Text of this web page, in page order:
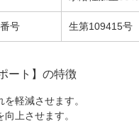
号 生第109415号
ート】の特徴
を軽減させます。
向上させます。